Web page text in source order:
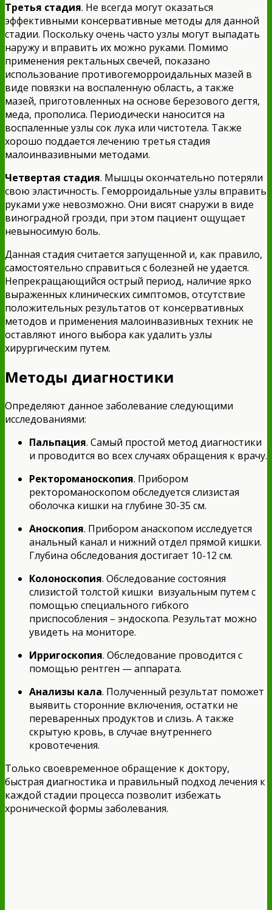
Третья стадия. Не всегда могут оказаться
эффективными консервативные методы для данной
стадии. Поскольку очень часто узлы могут выпадать
наружу и вправить их можно руками. Помимо
применения ректальных свечей, показано
использование противогеморроидальных мазей в
виде повязки на воспаленную область, а также
мазей, приготовленных на основе березового дегтя,
меда, прополиса. Периодически наносится на
воспаленные узлы сок лука или чистотела. Также
хорошо поддается лечению третья стадия
малоинвазивными методами.
Четвертая стадия. Мышцы окончательно потеряли
свою эластичность. Геморроидальные узлы вправить
руками уже невозможно. Они висят снаружи в виде
виноградной грозди, при этом пациент ощущает
невыносимую боль.
Данная стадия считается запущенной и, как правило,
самостоятельно справиться с болезней не удается.
Непрекращающийся острый период, наличие ярко
выраженных клинических симптомов, отсутствие
положительных результатов от консервативных
методов и применения малоинвазивных техник не
оставляют иного выбора как удалить узлы
хирургическим путем.
Методы диагностики
Определяют данное заболевание следующими
исследованиями:
Пальпация. Самый простой метод диагностики
и проводится во всех случаях обращения к врачу.
Ректороманоскопия. Прибором
ректороманоскопом обследуется слизистая
оболочка кишки на глубине 30-35 см.
Аноскопия. Прибором анаскопом исследуется
анальный канал и нижний отдел прямой кишки.
Глубина обследования достигает 10-12 см.
Колоноскопия. Обследование состояния
слизистой толстой кишки визуальным путем с
помощью специального гибкого
приспособления – эндоскопа. Результат можно
увидеть на мониторе.
Ирригоскопия. Обследование проводится с
помощью рентген — аппарата.
Анализы кала. Полученный результат поможет
выявить сторонние включения, остатки не
переваренных продуктов и слизь. А также
скрытую кровь, в случае внутреннего
кровотечения.
Только своевременное обращение к доктору,
быстрая диагностика и правильный подход лечения к
каждой стадии процесса позволит избежать
хронической формы заболевания.